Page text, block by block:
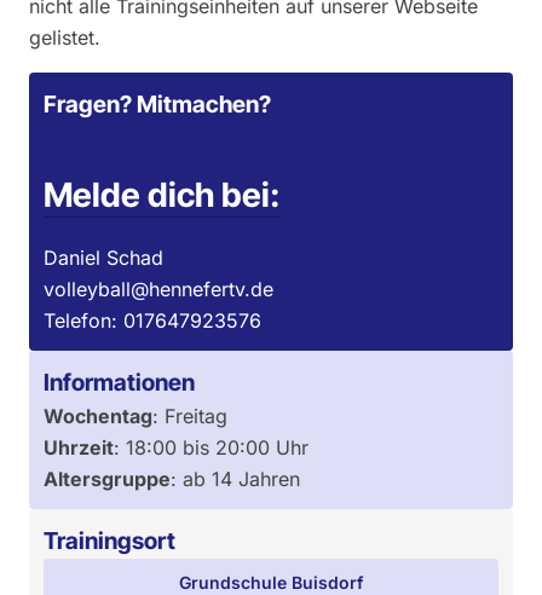
nicht alle Trainingseinheiten auf unserer Webseite
gelistet.
Fragen? Mitmachen?
Melde dich bei:
Daniel Schad
volleyball@hennefertv.de
Telefon: 017647923576
Informationen
Wochentag: Freitag
Uhrzeit: 18:00 bis 20:00 Uhr
Altersgruppe: ab 14 Jahren
Trainingsort
Grundschule Buisdorf